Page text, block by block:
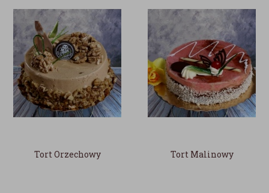
Tort Orzechowy Tort Malinowy